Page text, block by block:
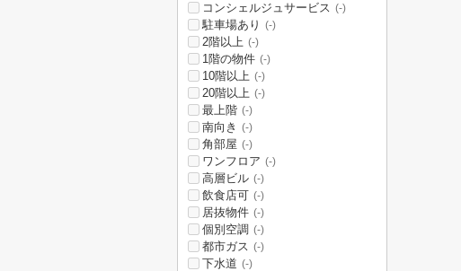
コンシェルジュサービス (-)
駐車場あり (-)
2階以上 (-)
1階の物件 (-)
10階以上 (-)
20階以上 (-)
最上階 (-)
南向き (-)
角部屋 (-)
ワンフロア (-)
高層ビル (-)
飲食店可 (-)
居抜物件 (-)
個別空調 (-)
都市ガス (-)
下水道 (-)